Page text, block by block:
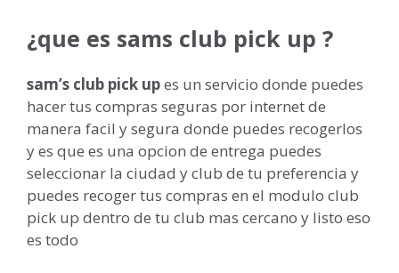
¿que es sams club pick up ?
sam’s club pick upes un servicio donde puedes
hacer tus compras seguras por internet de
manera facil y segura donde puedes recogerlos
y es que es una opcion de entrega puedes
seleccionar la ciudad y club de tu preferencia y
puedes recoger tus compras en el modulo club
pick up dentro de tu club mas cercano y listo eso
es todo